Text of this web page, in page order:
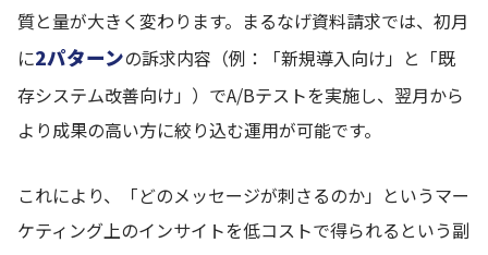
質と量が大きく変わります。まるなげ資料請求では、初月
に2パターンの訴求内容（例：「新規導入向け」と「既
存システム改善向け」）でA/Bテストを実施し、翌月から
より成果の高い方に絞り込む運用が可能です。
これにより、「どのメッセージが刺さるのか」というマー
ケティング上のインサイトを低コストで得られるという副